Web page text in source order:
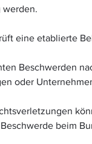
werden.
eine etablierte
Beschwerden
oder
beim